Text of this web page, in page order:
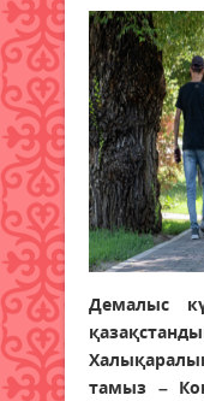
Демалыс
тамыз –